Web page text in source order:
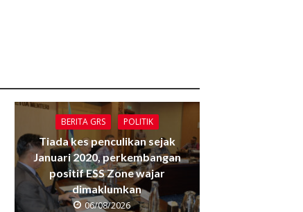
BERITA GRS POLITIK
Tiada kes penculikan sejak
Januari 2020, perkembangan
positif ESS Zone wajar
dimaklumkan
06/08/2026